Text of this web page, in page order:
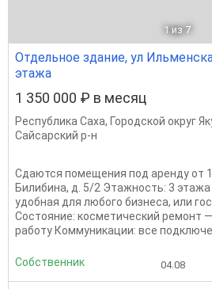
1 из 7
Отдельное здание, ул
этажа
1 350 000 ₽ в месяц
Республика Саха, Городской округ
Сайсарский р-н
Сдаются помещения под аренду от
Билибина, д. 5/2 Этажность: 3
удобная для любого бизнеса, или
Состояние: косметический ремонт
работу Коммуникации: все
Собственник 04.08